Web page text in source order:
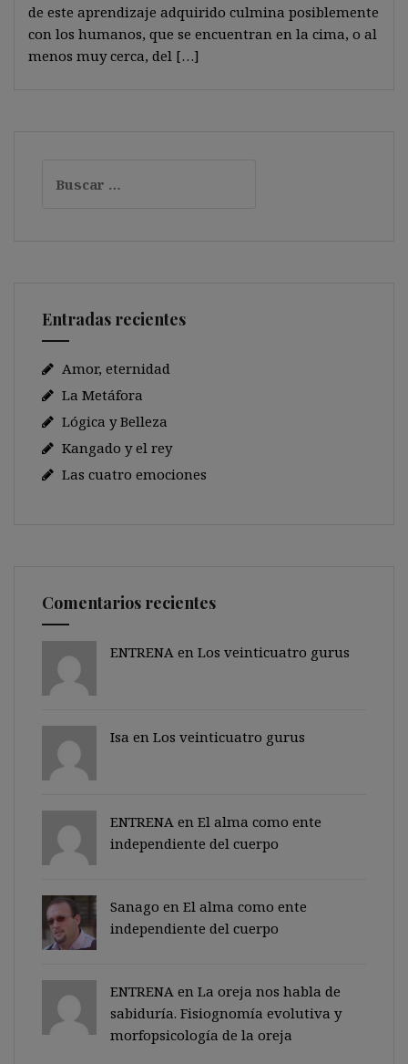
de este aprendizaje adquirido culmina posiblemente
con los humanos, que se encuentran en la cima, o al
menos muy cerca, del […]
Entradas recientes
Amor, eternidad
La Metáfora
Lógica y Belleza
Kangado y el rey
Las cuatro emociones
Comentarios recientes
ENTRENA en Los veinticuatro gurus
Isa en Los veinticuatro gurus
ENTRENA en El alma como ente
independiente del cuerpo
Sanago en El alma como ente
independiente del cuerpo
ENTRENA en La oreja nos habla de
sabiduría. Fisiognomía evolutiva y
morfopsicología de la oreja